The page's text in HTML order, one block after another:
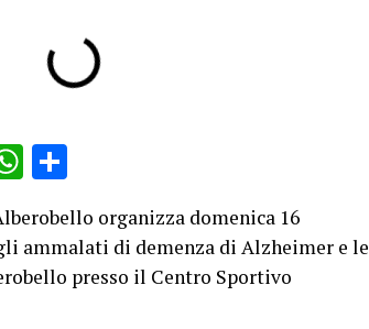
WhatsApp
organizza domenica 16
ammalati di demenza di Alzheimer e le
presso il Centro Sportivo